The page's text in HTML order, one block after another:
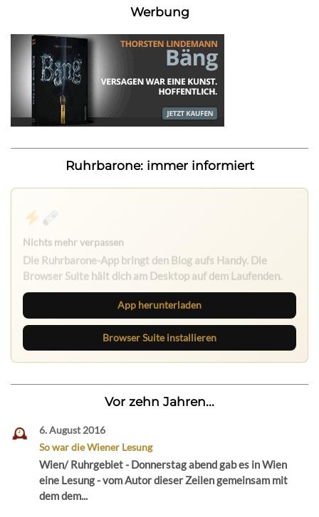
Werbung
Ruhrbarone: immer informiert
Nichts mehr verpassen
Die Ruhrbarone-App bringt den Blog aufs Handy. Die
Browser Suite hält dich am Desktop auf dem Laufenden.
App herunterladen
Browser Suite installieren
Vor zehn Jahren...
6. August 2016
So war die Wiener Lesung
Wien/ Ruhrgebiet - Donnerstag abend gab es in Wien
eine Lesung - vom Autor dieser Zeilen gemeinsam mit
dem dem...